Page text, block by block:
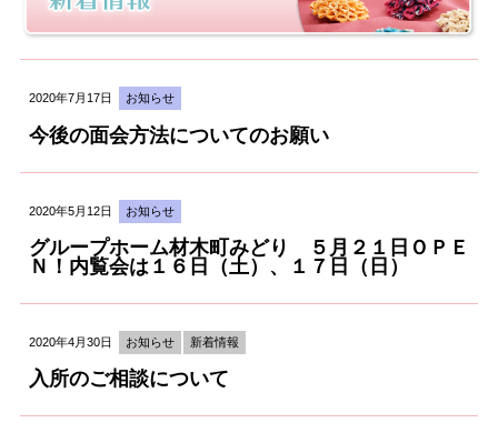
2020年7月17日 お知らせ
今後の面会方法についてのお願い
2020年5月12日 お知らせ
グループホーム材木町みどり ５月２１日ＯＰＥ
Ｎ！内覧会は１６日（土）、１７日（日）
2020年4月30日 お知らせ 新着情報
入所のご相談について